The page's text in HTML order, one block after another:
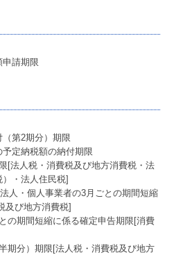
申請期限
第2期分）期限
定納税額の納付期限
[法人税・消費税及び地方消費税・法
・法人住民税]
人・個人事業者の3月ごとの期間短縮
及び地方消費税]
の期間短縮に係る確定申告期限[消費
期分）期限[法人税・消費税及び地方